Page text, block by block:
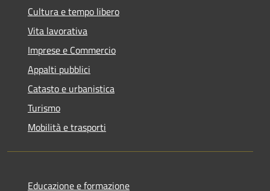
Cultura e tempo libero
Vita lavorativa
Imprese e Commercio
Appalti pubblici
Catasto e urbanistica
Turismo
Mobilità e trasporti
Educazione e formazione